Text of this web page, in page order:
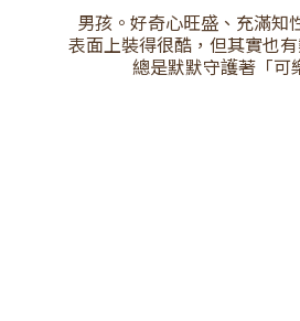
男孩。好奇心旺盛、充滿知
表面上裝得很酷，但其實也
總是默默守護著「可